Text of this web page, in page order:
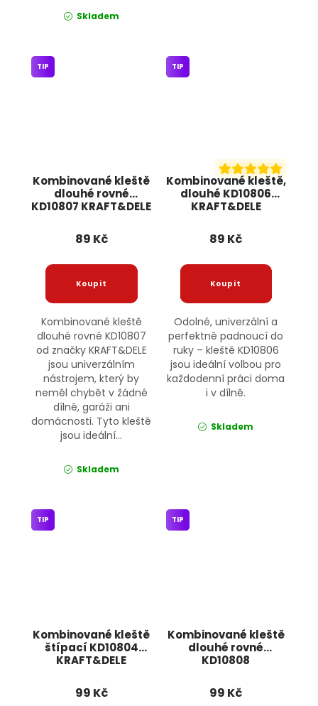
Skladem
Kombinované kleště
dlouhé rovné
KD10807 KRAFT&DELE
TIP
89 Kč
Kombinované kleště
dlouhé rovné KD10807
od značky KRAFT&DELE
jsou univerzálním
nástrojem, který by
neměl chybět v žádné
dílně, garáži ani
domácnosti. Tyto kleště
jsou ideální...
Skladem
Kombinované kleště,
dlouhé KD10806
KRAFT&DELE
TIP
89 Kč
Odolné, univerzální a
perfektně padnoucí do
ruky – kleště KD10806
jsou ideální volbou pro
každodenní práci doma
i v dílně.
Skladem
Kombinované kleště
štípací KD10804
KRAFT&DELE
TIP
99 Kč
Kombinované kleště
dlouhé rovné
KD10808
TIP
99 Kč